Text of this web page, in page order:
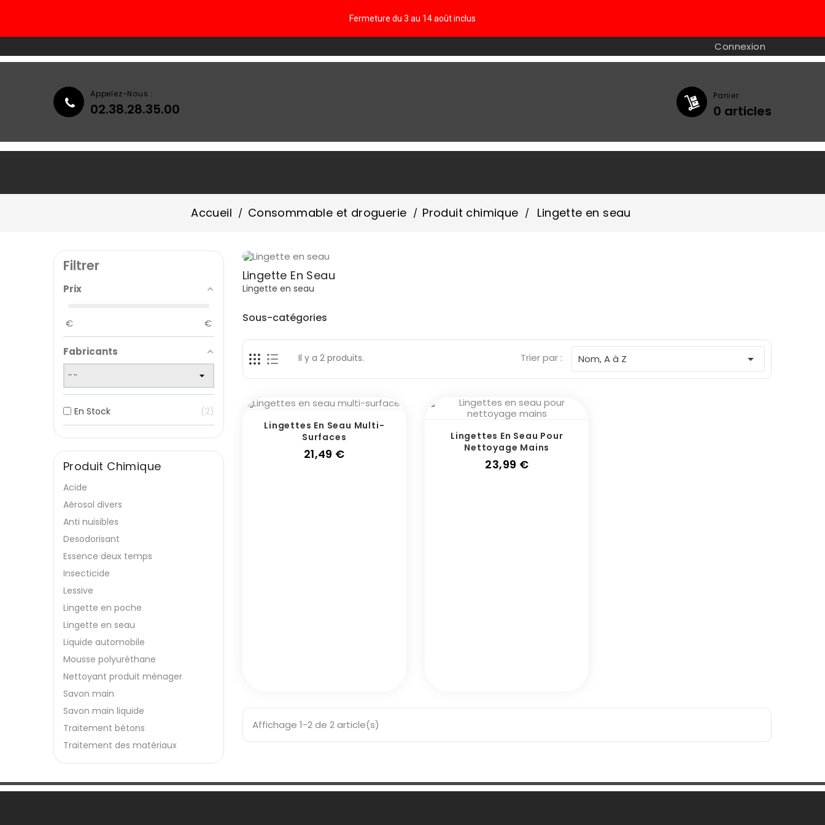
Fermeture du 3 au 14 août inclus
Connexion
Panier:
0 articles
Appelez-Nous :
02.38.28.35.00
Accueil Consommable et droguerie Produit chimique Lingette en seau
Filtrer
Prix
€ €
Fabricants
En Stock 2
Produit Chimique
Acide
Aérosol divers
Anti nuisibles
Desodorisant
Essence deux temps
Insecticide
Lessive
Lingette en poche
Lingette en seau
Liquide automobile
Mousse polyuréthane
Nettoyant produit ménager
Savon main
Savon main liquide
Traitement bétons
Traitement des matériaux
Lingette En Seau
Lingette en seau
Sous-catégories
Il y a 2 produits. Trier par : Nom, A à Z 
Lingettes En Seau Multi-
Surfaces
21,49 €Prix
Lingettes En Seau Pour
Nettoyage Mains
23,99 €Prix
Affichage 1-2 de 2 article(s)